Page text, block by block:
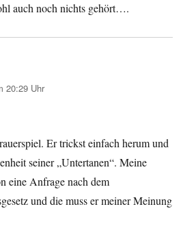
auch noch nichts gehört….
20:29 Uhr
Er trickst einfach herum und
seiner „Untertanen“. Meine
eine Anfrage nach dem
und die muss er meiner Meinung